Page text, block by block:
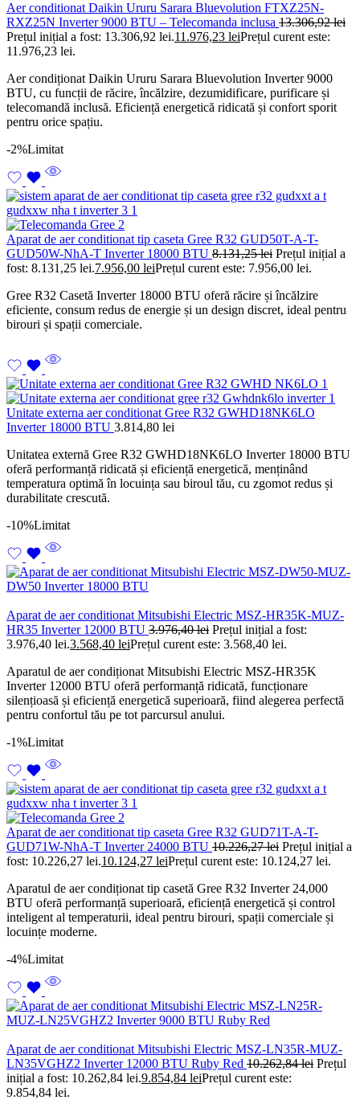
Aer conditionat Daikin Ururu Sarara Bluevolution FTXZ25N-
RXZ25N Inverter 9000 BTU – Telecomanda inclusa 13.306,92lei
Prețul inițial a fost: 13.306,92 lei.11.976,23 leiPrețul curent este:
11.976,23 lei.
Aer condiționat Daikin Ururu Sarara Bluevolution Inverter 9000
BTU, cu funcții de răcire, încălzire, dezumidificare, purificare și
telecomandă inclusă. Eficiență energetică ridicată și confort sporit
pentru orice spațiu.
-2%Limitat
Aparat de aer conditionat tip caseta Gree R32 GUD50T-A-T-
GUD50W-NhA-T Inverter 18000 BTU 8.131,25lei Prețul inițial a
fost: 8.131,25 lei.7.956,00 leiPrețul curent este: 7.956,00 lei.
Gree R32 Casetă Inverter 18000 BTU oferă răcire și încălzire
eficiente, consum redus de energie și un design discret, ideal pentru
birouri și spații comerciale.
Unitate externa aer conditionat Gree R32 GWHD18NK6LO
Inverter 18000 BTU 3.814,80 lei
Unitatea externă Gree R32 GWHD18NK6LO Inverter 18000 BTU
oferă performanță ridicată și eficiență energetică, menținând
temperatura optimă în locuința sau biroul tău, cu zgomot redus și
durabilitate crescută.
-10%Limitat
Aparat de aer conditionat Mitsubishi Electric MSZ-HR35K-MUZ-
HR35 Inverter 12000 BTU 3.976,40lei Prețul inițial a fost:
3.976,40 lei.3.568,40 leiPrețul curent este: 3.568,40 lei.
Aparatul de aer condiționat Mitsubishi Electric MSZ-HR35K
Inverter 12000 BTU oferă performanță ridicată, funcționare
silențioasă și eficiență energetică superioară, fiind alegerea perfectă
pentru confortul tău pe tot parcursul anului.
-1%Limitat
Aparat de aer conditionat tip caseta Gree R32 GUD71T-A-T-
GUD71W-NhA-T Inverter 24000 BTU 10.226,27lei Prețul inițial a
fost: 10.226,27 lei.10.124,27 leiPrețul curent este: 10.124,27 lei.
Aparatul de aer condiționat tip casetă Gree R32 Inverter 24,000
BTU oferă performanță superioară, eficiență energetică și control
inteligent al temperaturii, ideal pentru birouri, spații comerciale și
locuințe moderne.
-4%Limitat
Aparat de aer conditionat Mitsubishi Electric MSZ-LN35R-MUZ-
LN35VGHZ2 Inverter 12000 BTU Ruby Red 10.262,84lei Prețul
inițial a fost: 10.262,84 lei.9.854,84 leiPrețul curent este:
9.854,84 lei.